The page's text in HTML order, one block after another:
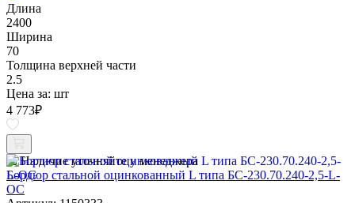
Длина
2400
Ширина
70
Толщина верхней части
2.5
Цена за: шт
4 773₽
Наличие уточняйте у менеджера
Бордюр стальной оцинкованный L типа БС-230.70.240-2,5-L-
ОС